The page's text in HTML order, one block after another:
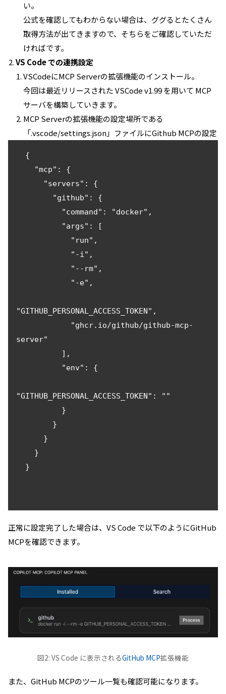
い。
公式を確認してもわからない場合は、ググるとたくさん
取得方法が出てきますので、そちらをご確認していただ
ければです。
VS Code での連携設定
VSCodeにMCP Serverの拡張機能のインストール。
今回は最近リリースされた VSCode v1.99 を用いて MCP
サーバを構築していきます。
MCP Serverの拡張機能の設定場所である
「.vscode/settings.json」ファイルにGithub MCPの設定
"GITHUB_PERSONAL_ACCESS_TOKEN",
server"
"GITHUB_PERSONAL_ACCESS_TOKEN": " "
正常に設定完了した場合は、VS Code で以下のようにGitHub
MCPを確認できます。
図2: VS Code に表示されるGitHub MCP拡張機能
また、GitHub MCPのツール一覧も確認可能になります。